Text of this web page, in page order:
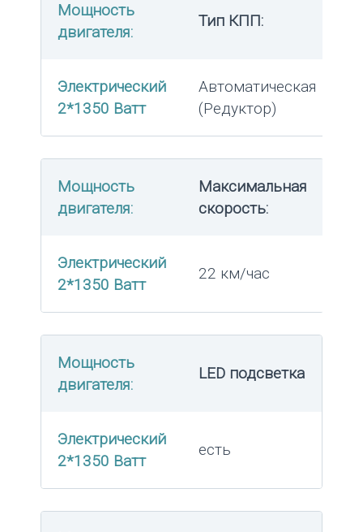
Мощность
двигателя:
Тип КПП:
Электрический
2*1350 Ватт
Автоматическая
(Редуктор)
Мощность
двигателя:
Максимальная
скорость:
Электрический
2*1350 Ватт
22 км/час
Мощность
двигателя:
LED подсветка
Электрический
2*1350 Ватт
есть